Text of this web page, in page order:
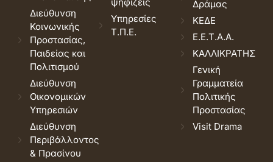
Διεύθυνση
Κοινωνικής
Προστασίας,
Παιδείας και
Πολιτισμού
Διεύθυνση
Οικονομικών
Υπηρεσιών
Διεύθυνση
Περιβάλλοντος
& Πρασίνου
Υπηρεσίες
Τ.Π.Ε.
Δράμας
ΚΕΔΕ
Ε.Ε.Τ.Α.Α.
ΚΑΛΛΙΚΡΑΤΗΣ
Γενική
Γραμματεία
Πολιτικής
Προστασίας
Visit Drama